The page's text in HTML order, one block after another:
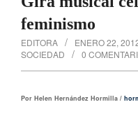
feminismo
EDITORA ENERO 22,
SOCIEDAD
0
Por Helen Hernández Hormilla /